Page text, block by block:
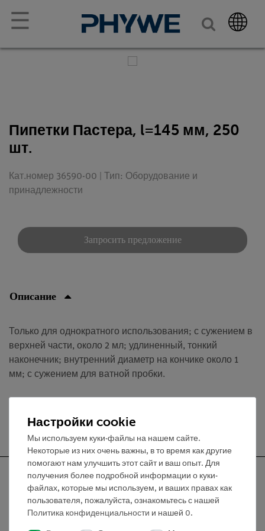
☰
Пипетки Пастера, l=145 мм, 250
шт.
Кат.номер 36590-00 | Тип: Оборудование и
принадлежности
Запросить предложение
Описание
Только для однократного использования; с сужением в
верхней части, около 2 мл; удлиненный, тонкий
наконечник; внутренний диаметр на кончике около 1
мм; с сужением для ватной пробки.
Бесплатная доставка от 300,- €
Nach oben
Настройки cookie
Мы используем куки-файлы на нашем сайте.
Некоторые из них очень важны, в то время как другие
помогают нам улучшить этот сайт и ваш опыт. Для
получения более подробной информации о куки-
файлах, которые мы используем, и ваших правах как
пользователя, пожалуйста, ознакомьтесь с нашей
Политика конфиденциальности и нашей 0.